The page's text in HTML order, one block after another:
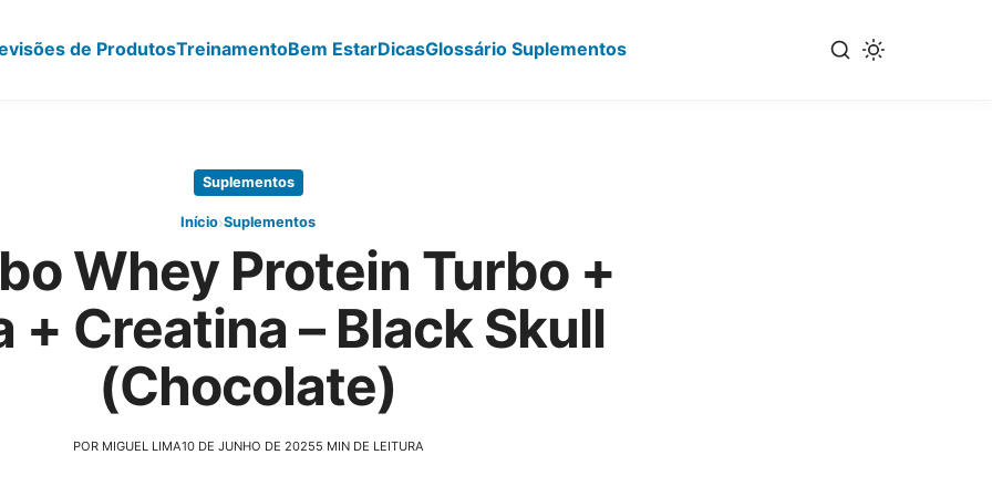
de ProdutosTreinamentoBem EstarDicasGlossário Suplementos
Suplementos
Início›Suplementos
Whey Protein Turbo +
+ Creatina – Black Skull
(Chocolate)
POR MIGUEL LIMA10 DE JUNHO DE 20255 MIN DE LEITURA